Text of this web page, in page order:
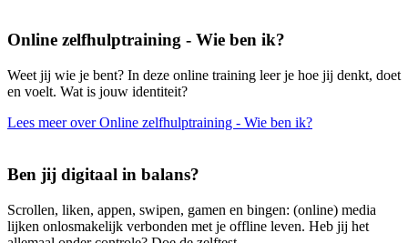
Online zelfhulptraining - Wie ben ik?
Weet jij wie je bent? In deze online training leer je hoe jij denkt, doet
en voelt. Wat is jouw identiteit?
Lees meer over Online zelfhulptraining - Wie ben ik?
Ben jij digitaal in balans?
Scrollen, liken, appen, swipen, gamen en bingen: (online) media
lijken onlosmakelijk verbonden met je offline leven. Heb jij het